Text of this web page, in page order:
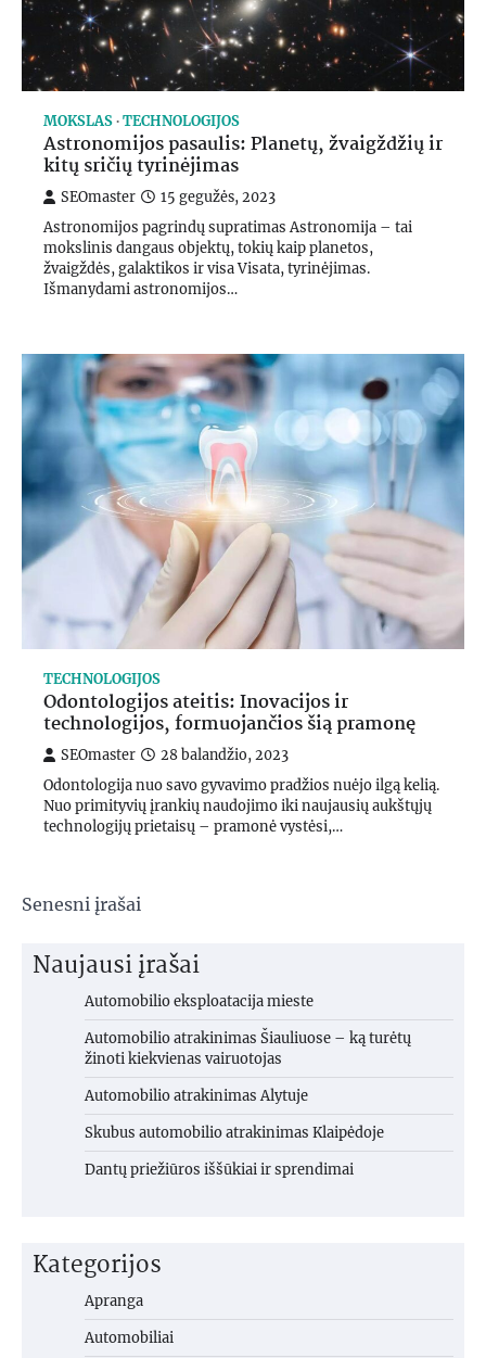
MOKSLAS TECHNOLOGIJOS
Astronomijos pasaulis: Planetų, žvaigždžių ir
kitų sričių tyrinėjimas
SEOmaster 15 gegužės, 2023
Astronomijos pagrindų supratimas Astronomija – tai
mokslinis dangaus objektų, tokių kaip planetos,
žvaigždės, galaktikos ir visa Visata, tyrinėjimas.
Išmanydami astronomijos…
TECHNOLOGIJOS
Odontologijos ateitis: Inovacijos ir
technologijos, formuojančios šią pramonę
SEOmaster 28 balandžio, 2023
Odontologija nuo savo gyvavimo pradžios nuėjo ilgą kelią.
Nuo primityvių įrankių naudojimo iki naujausių aukštųjų
technologijų prietaisų – pramonė vystėsi,…
Navigacija
įrašų
Senesni įrašai
Naujausi įrašai
Automobilio eksploatacija mieste
Automobilio atrakinimas Šiauliuose – ką turėtų
žinoti kiekvienas vairuotojas
Automobilio atrakinimas Alytuje
Skubus automobilio atrakinimas Klaipėdoje
Dantų priežiūros iššūkiai ir sprendimai
Kategorijos
Apranga
Automobiliai